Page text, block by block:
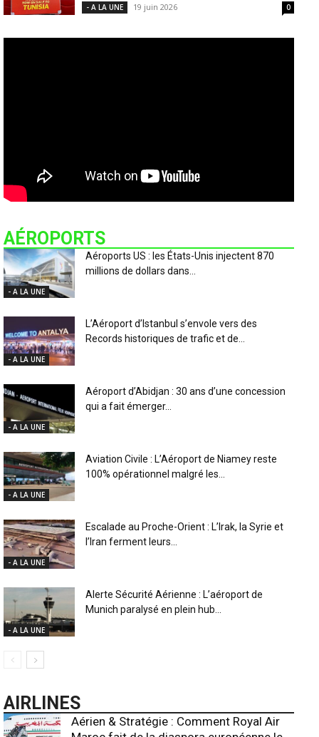
- A LA UNE 19 juin 2026 0
AÉROPORTS
- A LA UNE
Aéroports US : les États-Unis injectent 870
millions de dollars dans...
- A LA UNE
L’Aéroport d’Istanbul s’envole vers des
Records historiques de trafic et de...
- A LA UNE
Aéroport d’Abidjan : 30 ans d’une concession
qui a fait émerger...
- A LA UNE
Aviation Civile : L’Aéroport de Niamey reste
100% opérationnel malgré les...
- A LA UNE
Escalade au Proche-Orient : L’Irak, la Syrie et
l’Iran ferment leurs...
- A LA UNE
Alerte Sécurité Aérienne : L’aéroport de
Munich paralysé en plein hub...
AIRLINES
Aérien & Stratégie : Comment Royal Air